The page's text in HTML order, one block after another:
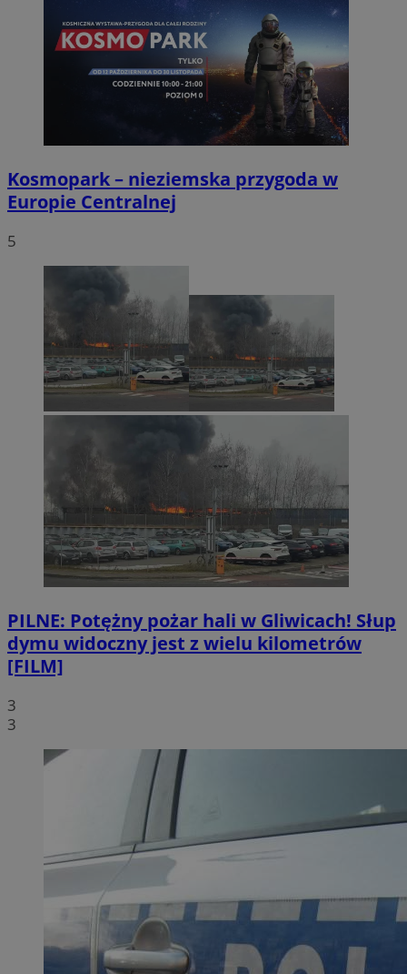
Kosmopark – nieziemska przygoda w
Europie Centralnej
5
PILNE: Potężny pożar hali w Gliwicach! Słup
dymu widoczny jest z wielu kilometrów
[FILM]
3
3